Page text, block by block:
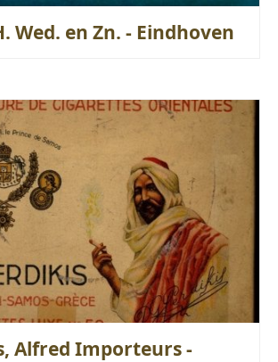
Wed. en Zn. - Eindhoven
Alfred Importeurs -